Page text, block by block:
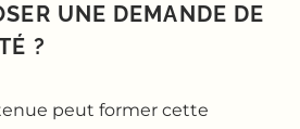
UNE DEMANDE DE
?
peut former cette